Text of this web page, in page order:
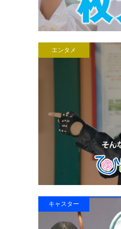
エンタメ
キャスター